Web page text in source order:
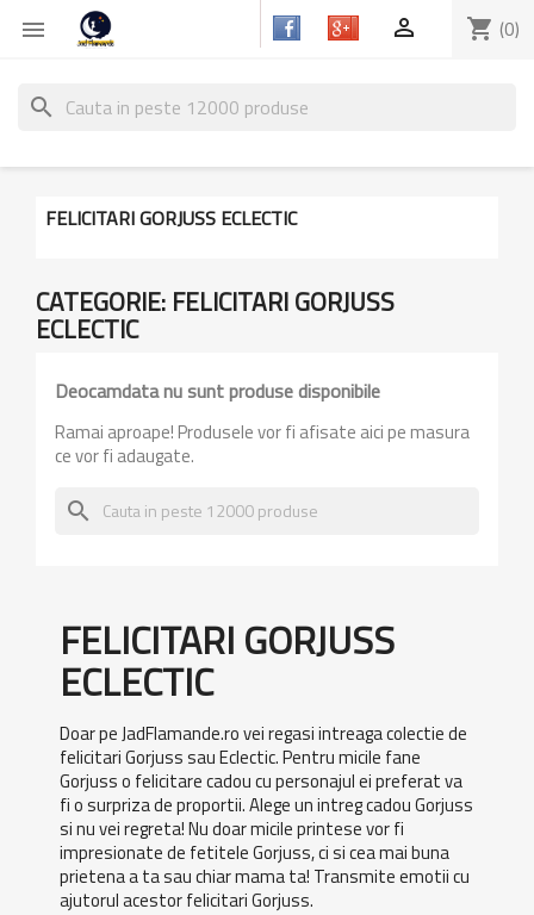
 shopping_cart (0)

search
FELICITARI GORJUSS ECLECTIC
CATEGORIE: FELICITARI GORJUSS
ECLECTIC
Deocamdata nu sunt produse disponibile
Ramai aproape! Produsele vor fi afisate aici pe masura
ce vor fi adaugate.
search
FELICITARI GORJUSS
ECLECTIC
Doar pe JadFlamande.ro vei regasi intreaga colectie de
felicitari Gorjuss sau Eclectic. Pentru micile fane
Gorjuss o felicitare cadou cu personajul ei preferat va
fi o surpriza de proportii. Alege un intreg cadou Gorjuss
si nu vei regreta! Nu doar micile printese vor fi
impresionate de fetitele Gorjuss, ci si cea mai buna
prietena a ta sau chiar mama ta! Transmite emotii cu
ajutorul acestor felicitari Gorjuss.